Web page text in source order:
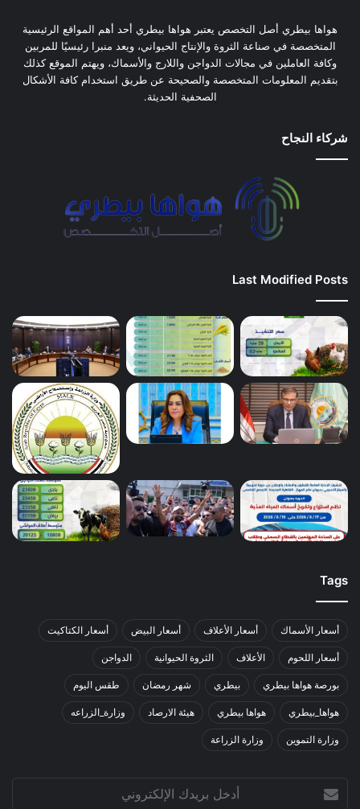
هواها بيطري أصل التخصص يعتبر هواها بيطري أحد أهم المواقع الرئيسية
المتخصصة في صناعة الثروة والإنتاج الحيواني، ويعد منبرا رئيسيًا للمربين
وكافة العاملين في مجالات الدواجن واللارج والأسماك، ويهتم الموقع كذلك
بتقديم المعلومات المتخصصة والصحيحة عن طريق استخدام كافة الأشكال
الصحفية الحديثة.
شركاء النجاح
Last Modified Posts
Tags
أسعار الأسماك أسعار الأعلاف أسعار البيض أسعار الكتاكيت
أسعار اللحوم الأعلاف الثروة الحيوانية الدواجن
بورصة هواها بيطري بيطري شهر رمضان طقس اليوم
هواها_بيطري هواها بيطري هيئة الارصاد وزارة_الزراعه
وزارة التموين وزارة الزراعة
بريدك